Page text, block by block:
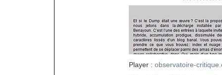
Player : observatoire-